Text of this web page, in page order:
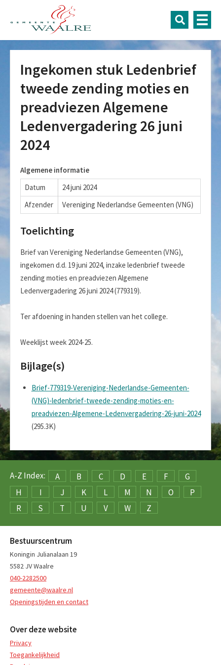
Ingekomen stuk Ledenbrief
tweede zending moties en
preadviezen Algemene
Ledenvergadering 26 juni
2024
Algemene informatie
Datum
24 juni 2024
Afzender
Vereniging Nederlandse Gemeenten (VNG)
Toelichting
Brief van Vereniging Nederlandse Gemeenten (VNG),
ingekomen d.d. 19 juni 2024, inzake ledenbrief tweede
zending moties en preadviezen Algemene
Ledenvergadering 26 juni 2024 (779319).
Ter afdoening in handen stellen van het college.
Weeklijst week 2024-25.
Bijlage(s)
Brief-779319-Vereniging-Nederlandse-Gemeenten-
(VNG)-ledenbrief-tweede-zending-moties-en-
preadviezen-Algemene-Ledenvergadering-26-juni-2024
(295.3K)
A-Z Index: A B C D E F
G
H
I J K L M N O
P
R
S T U V W Z
Bestuurscentrum
Koningin Julianalaan 19
5582 JV Waalre
040-2282500
gemeente@waalre.nl
Openingstijden en contact
Over deze website
Privacy
Toegankelijkheid